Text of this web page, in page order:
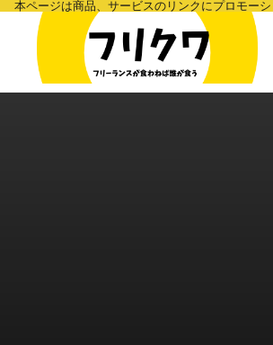
本ページは商品、サービスのリンクにプロモー